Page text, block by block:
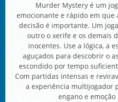
Murder Mystery é um
emocionante e rápido em que
decisão é importante. Um
outro o xerife e os demais
inocentes. Use a lógica, a
aguçados para descobrir o
escondido por tempo
Com partidas intensas e
a experiência multijogador
engano e